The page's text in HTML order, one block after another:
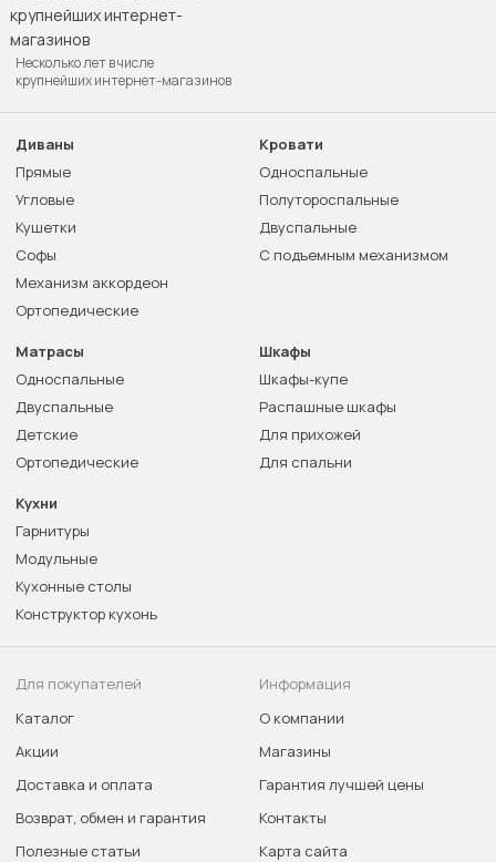
Несколько лет в числе
крупнейших интернет-магазинов
Диваны
Прямые
Угловые
Кушетки
Софы
Механизм аккордеон
Ортопедические
Кровати
Односпальные
Полутороспальные
Двуспальные
С подъемным механизмом
Матрасы
Односпальные
Двуспальные
Детские
Ортопедические
Шкафы
Шкафы-купе
Распашные шкафы
Для прихожей
Для спальни
Кухни
Гарнитуры
Модульные
Кухонные столы
Конструктор кухонь
Для покупателей
Каталог
Акции
Доставка и оплата
Возврат, обмен и гарантия
Полезные статьи
Информация
О компании
Магазины
Гарантия лучшей цены
Контакты
Карта сайта